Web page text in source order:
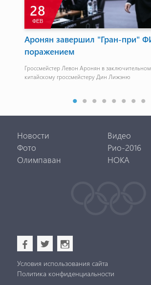
28
ФЕВ
Аронян завершил "Гран-при"
поражением
Гроссмейстер Левон Аронян в заключительном
китайскому гроссмейстеру Дин Лижэню
Новости
Видео
Фото
Рио-2016
Олимпаван
НОКА
b a x
Условия использования сайта
Политика конфиденциальности